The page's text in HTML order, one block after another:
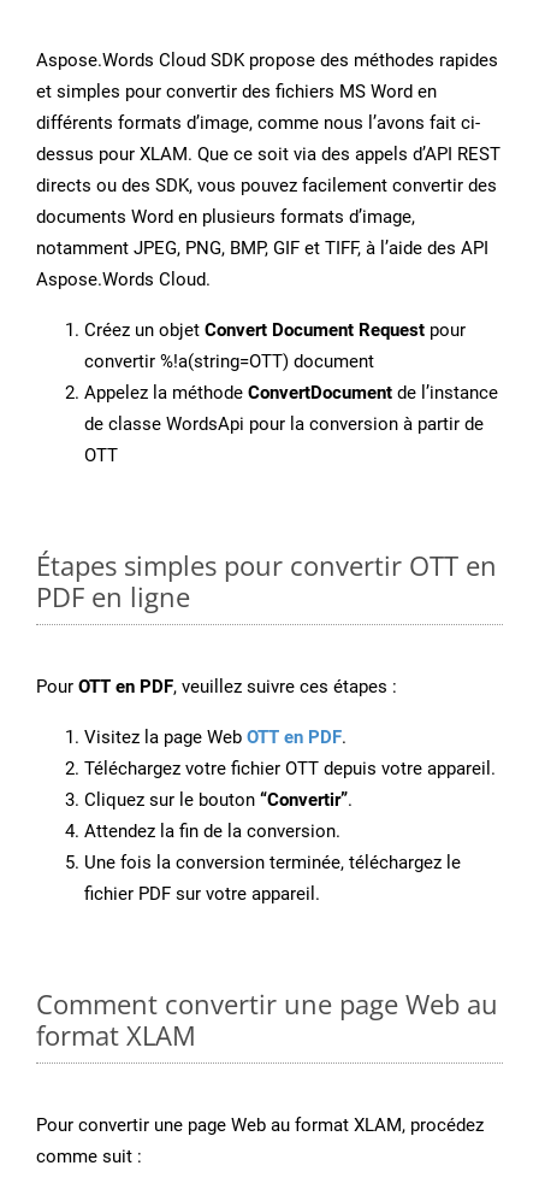
Aspose.Words Cloud SDK propose des méthodes rapides
et simples pour convertir des fichiers MS Word en
différents formats d’image, comme nous l’avons fait ci-
dessus pour XLAM. Que ce soit via des appels d’API REST
directs ou des SDK, vous pouvez facilement convertir des
documents Word en plusieurs formats d’image,
notamment JPEG, PNG, BMP, GIF et TIFF, à l’aide des API
Aspose.Words Cloud.
Créez un objet Convert Document Request pour
convertir %!a(string=OTT) document
Appelez la méthode ConvertDocument de l’instance
de classe WordsApi pour la conversion à partir de
OTT
Étapes simples pour convertir OTT en
PDF en ligne
Pour OTT en PDF, veuillez suivre ces étapes :
Visitez la page Web OTT en PDF.
Téléchargez votre fichier OTT depuis votre appareil.
Cliquez sur le bouton “Convertir”.
Attendez la fin de la conversion.
Une fois la conversion terminée, téléchargez le
fichier PDF sur votre appareil.
Comment convertir une page Web au
format XLAM
Pour convertir une page Web au format XLAM, procédez
comme suit :